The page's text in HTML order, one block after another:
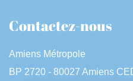
Contactez-nous
Amiens Métropole
BP 2720 - 80027 Amiens